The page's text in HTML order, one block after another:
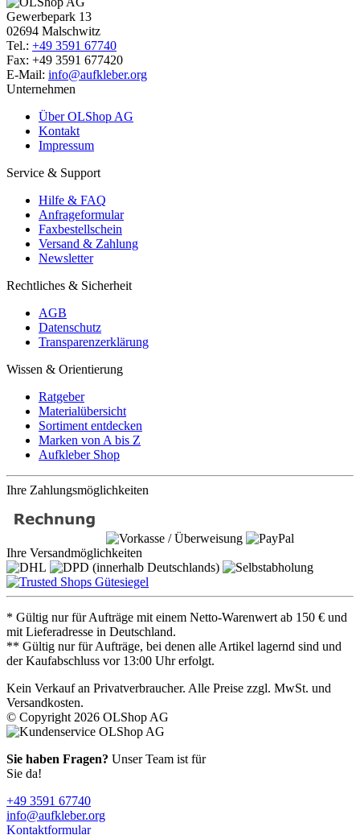
Gewerbepark 13
02694 Malschwitz
Tel.: +49 3591 67740
Fax: +49 3591 677420
E-Mail: info@aufkleber.org
Unternehmen
Über OLShop AG
Kontakt
Impressum
Service & Support
Hilfe & FAQ
Anfrageformular
Faxbestellschein
Versand & Zahlung
Newsletter
Rechtliches & Sicherheit
AGB
Datenschutz
Transparenzerklärung
Wissen & Orientierung
Ratgeber
Materialübersicht
Sortiment entdecken
Marken von A bis Z
Aufkleber Shop
Ihre Zahlungsmöglichkeiten
Ihre Versandmöglichkeiten
* Gültig nur für Aufträge mit einem Netto-Warenwert ab 150 € und
mit Lieferadresse in Deutschland.
** Gültig nur für Aufträge, bei denen alle Artikel lagernd sind und
der Kaufabschluss vor 13:00 Uhr erfolgt.
Kein Verkauf an Privatverbraucher. Alle Preise zzgl. MwSt. und
Versandkosten.
© Copyright 2026 OLShop AG
Sie haben Fragen? Unser Team ist für
Sie da!
+49 3591 67740
info@aufkleber.org
Kontaktformular